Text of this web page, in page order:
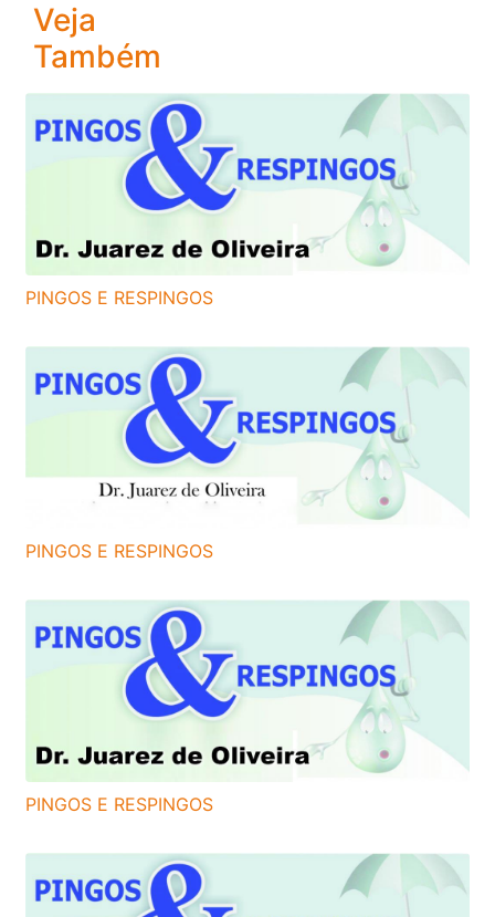
Veja
Também
PINGOS E RESPINGOS
PINGOS E RESPINGOS
PINGOS E RESPINGOS